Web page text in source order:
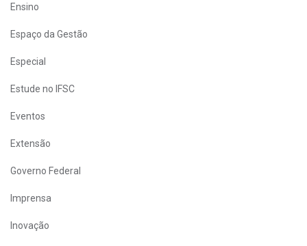
Ensino
Espaço da Gestão
Especial
Estude no IFSC
Eventos
Extensão
Governo Federal
Imprensa
Inovação